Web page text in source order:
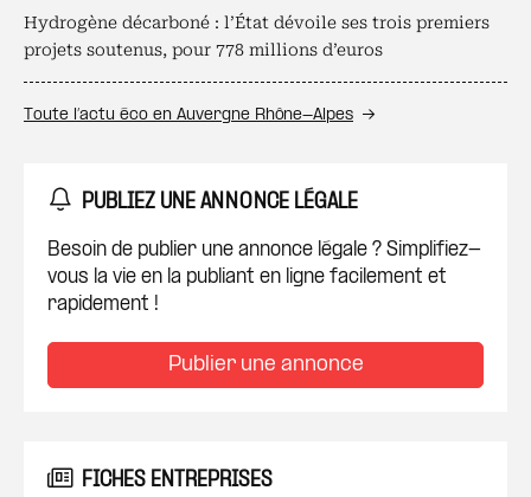
Hydrogène décarboné : l’État dévoile ses trois premiers
projets soutenus, pour 778 millions d’euros
Toute l’actu éco en Auvergne Rhône-Alpes
PUBLIEZ UNE ANNONCE LÉGALE
Besoin de publier une annonce légale ? Simplifiez-
vous la vie en la publiant en ligne facilement et
rapidement !
Publier une annonce
FICHES ENTREPRISES